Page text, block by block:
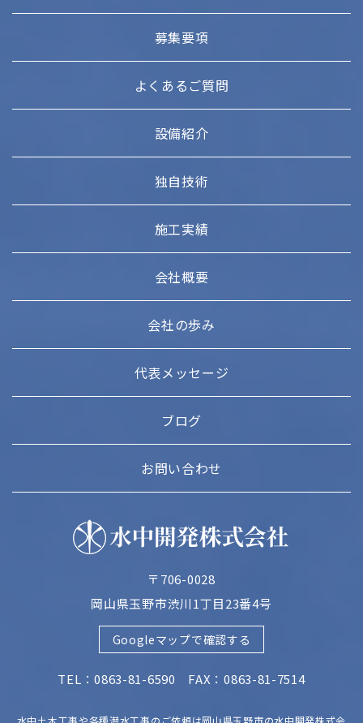
募集要項
よくあるご質問
設備紹介
独自技術
施工実績
会社概要
会社の歩み
代表メッセージ
ブログ
お問い合わせ
〒706-0028
岡山県玉野市渋川1丁目23番4号
Googleマップで確認する
TEL：0863-81-6590 FAX：0863-81-7514
水中土木工事や各種潜水工事のご依頼は岡山県玉野市の水中開発株式会